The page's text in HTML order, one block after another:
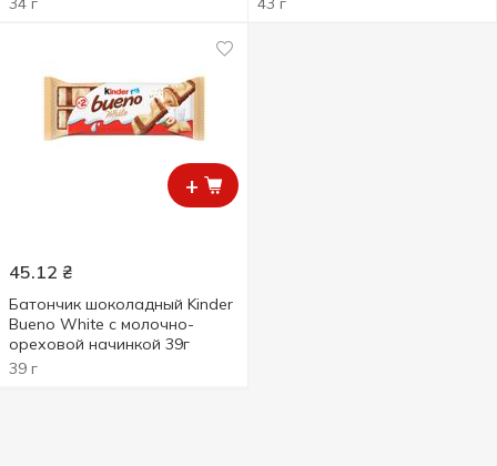
+
45.12 ₴
Батончик шоколадный Kinder
Bueno White с молочно-
ореховой начинкой 39г
39 г